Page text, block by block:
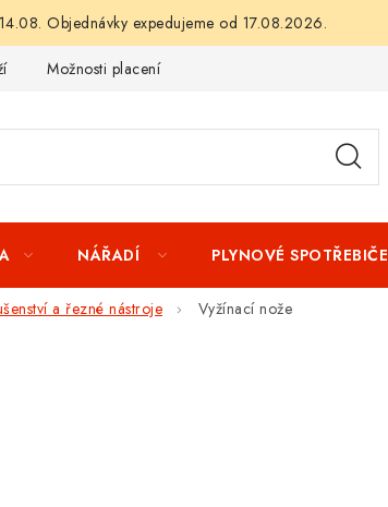
Objednávky expedujeme od 17.08.2026.
Možnosti placení
NÁŘADÍ PLYNOVÉ SPOTŘEBIČE
a řezné nástroje Vyžínací nože